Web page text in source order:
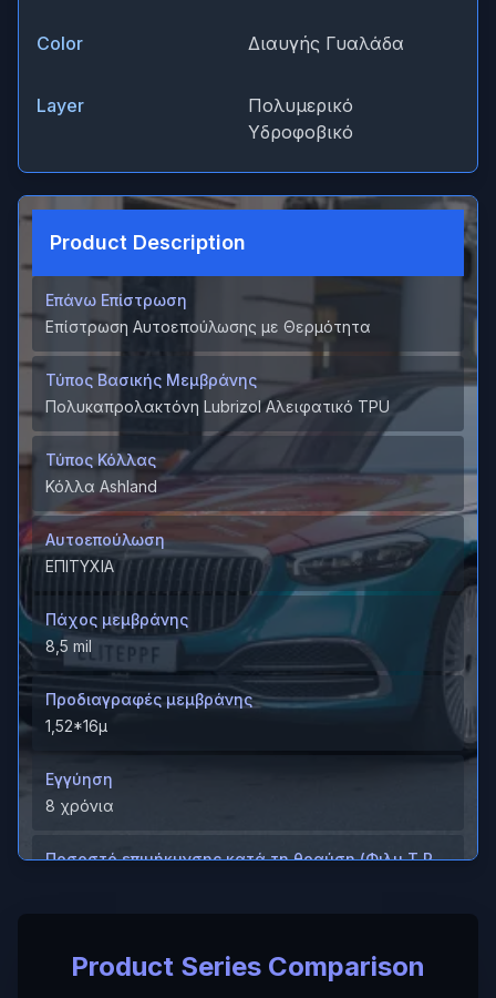
Color Διαυγής Γυαλάδα
Layer
Πολυμερικό
Υδροφοβικό
Product Description
Επάνω Επίστρωση
Επίστρωση Αυτοεπούλωσης με Θερμότητα
Τύπος Βασικής Μεμβράνης
Πολυκαπρολακτόνη Lubrizol Αλειφατικό TPU
Τύπος Κόλλας
Κόλλα Ashland
Αυτοεπούλωση
ΕΠΙΤΥΧΙΑ
Πάχος μεμβράνης
8,5 mil
Προδιαγραφές μεμβράνης
1,52*16μ
Εγγύηση
8 χρόνια
Ποσοστό επιμήκυνσης κατά τη θραύση (Φιλμ T P
Ποσοστό επιμήκυνσης κατά τη θραύση (Σκληρή
Product Series Comparison